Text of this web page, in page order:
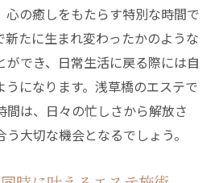
心の癒しをもたらす特別な時間で
新たに生まれ変わったかのような
ができ、日常生活に戻る際には自
になります。浅草橋のエステで
間は、日々の忙しさから解放さ
大切な機会となるでしょう。